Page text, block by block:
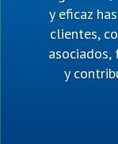
y eficaz
clientes,
y